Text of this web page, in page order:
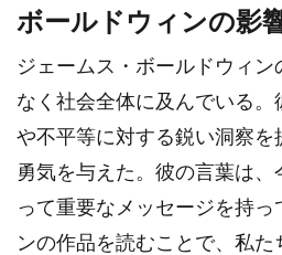
ボールドウィンの影
ジェームス・ボールドウィ
なく社会全体に及んでいる。
や不平等に対する鋭い洞察を
勇気を与えた。彼の言葉は、
って重要なメッセージを持っ
ンの作品を読むことで、私